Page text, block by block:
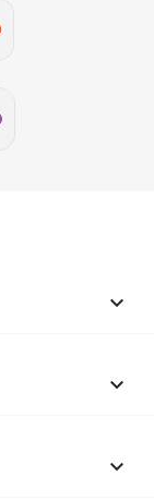


